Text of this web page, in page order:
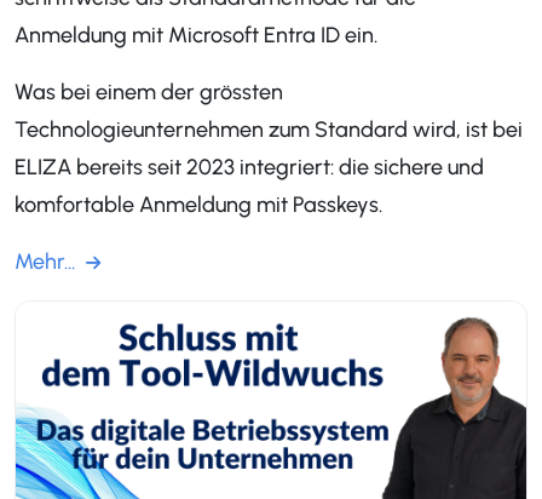
Anmeldung mit Microsoft Entra ID ein.
Was bei einem der grössten
Technologieunternehmen zum Standard wird, ist bei
ELIZA bereits seit 2023 integriert: die sichere und
komfortable Anmeldung mit Passkeys.
Mehr...